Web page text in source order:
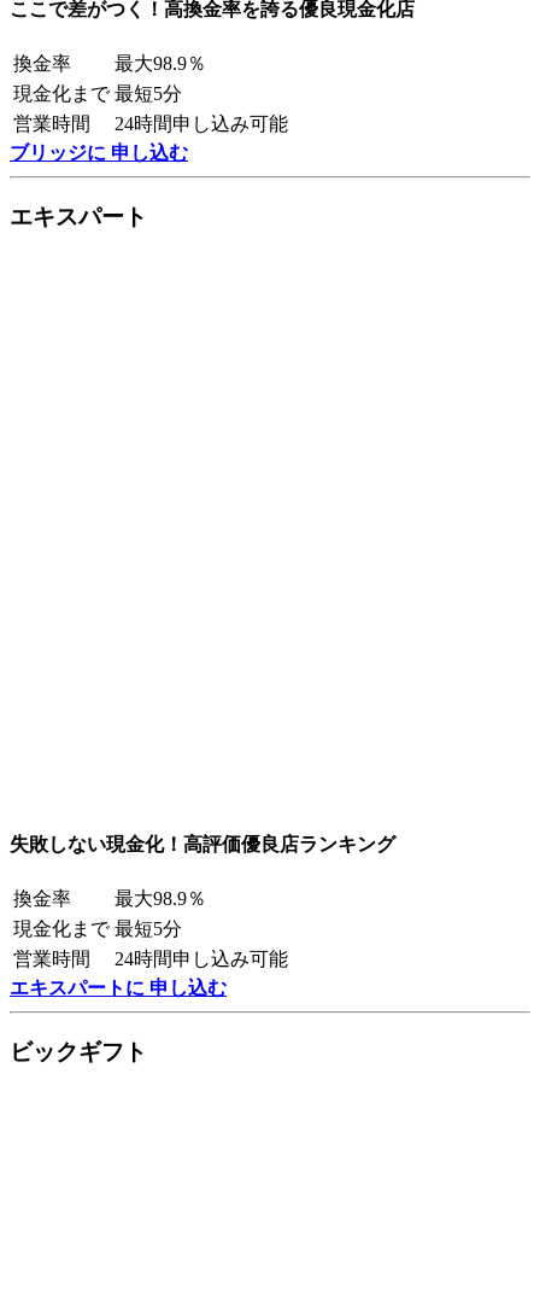
ここで差がつく！高換金率を誇る優良現金化店
換金率
最大98.9％
現金化まで 最短5分
営業時間
24時間申し込み可能
ブリッジに 申し込む
エキスパート
失敗しない現金化！高評価優良店ランキング
換金率
最大98.9％
現金化まで 最短5分
営業時間
24時間申し込み可能
エキスパートに 申し込む
ビックギフト